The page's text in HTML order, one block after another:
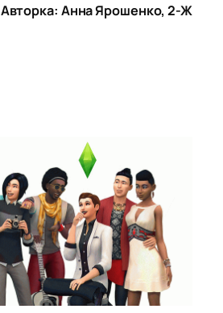
Авторка: Анна Ярошенко, 2-Ж